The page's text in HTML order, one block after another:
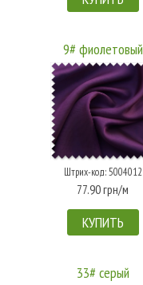
9# фиолетовый
Штрих-код: 5004012
77.90 грн/м
КУПИТЬ
33# серый